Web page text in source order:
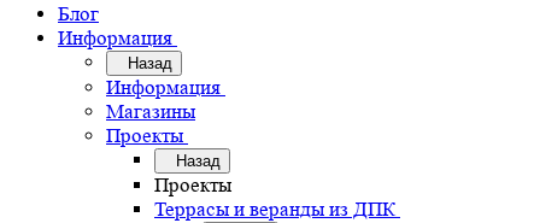
Блог
Информация
Назад
Информация
Магазины
Проекты
Назад
Проекты
Террасы и веранды из ДПК